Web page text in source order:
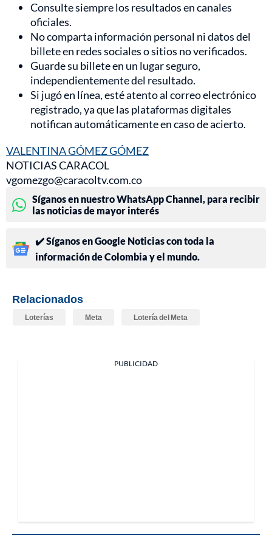
Consulte siempre los resultados en canales
oficiales.
No comparta información personal ni datos del
billete en redes sociales o sitios no verificados.
Guarde su billete en un lugar seguro,
independientemente del resultado.
Si jugó en línea, esté atento al correo electrónico
registrado, ya que las plataformas digitales
notifican automáticamente en caso de acierto.
VALENTINA GÓMEZ GÓMEZ
NOTICIAS CARACOL
vgomezgo@caracoltv.com.co
Síganos en nuestro WhatsApp Channel, para recibir
las noticias de mayor interés
✔️ Síganos en Google Noticias con toda la
información de Colombia y el mundo.
Relacionados
Loterías Meta Lotería del Meta
PUBLICIDAD